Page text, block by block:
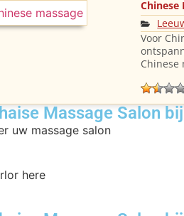
Chinese
Voor
Chinese
Massage Salon
uw massage salon
here